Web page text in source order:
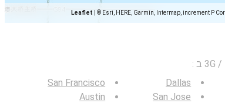
Leaflet © Esri, HERE, Garmin, Intermap, increment P
:
Dallas
San Jose
San Francisco
Austin